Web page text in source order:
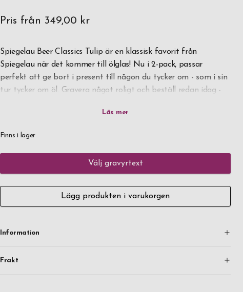
Pris från 349,00 kr
Spiegelau Beer Classics Tulip är en klassisk favorit från
Spiegelau när det kommer till ölglas! Nu i 2-pack, passar
perfekt att ge bort i present till någon du tycker om - som i sin
tur tycker om öl. Gravera något roligt och beställ redan idag -
Finns i lager
Välj gravyrtext
Lägg produkten i varukorgen
Information
Frakt